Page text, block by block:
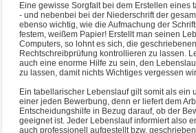
Eine gewisse Sorgfalt bei dem Erstellen eines
- und nebenbei bei der Niederschrift der
ebenso wichtig, wie die Aufmachung der
festem, weißem Papier! Erstellt man seinen
Computers, so lohnt es sich, die
Rechtschreibprüfung kontrollieren zu lassen.
auch eine enorme Hilfe zu sein, den
zu lassen, damit nichts Wichtiges vergessen
Ein tabellarischer Lebenslauf gilt somit als ein
einer jeden Bewerbung, denn er liefert dem
Entscheidungshilfe in Bezug darauf, ob der
geeignet ist. Jeder Lebenslauf informiert also
auch professionell aufgestellt bzw.